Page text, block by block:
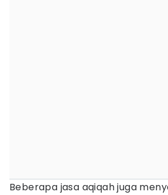
Beberapa jasa aqiqah juga